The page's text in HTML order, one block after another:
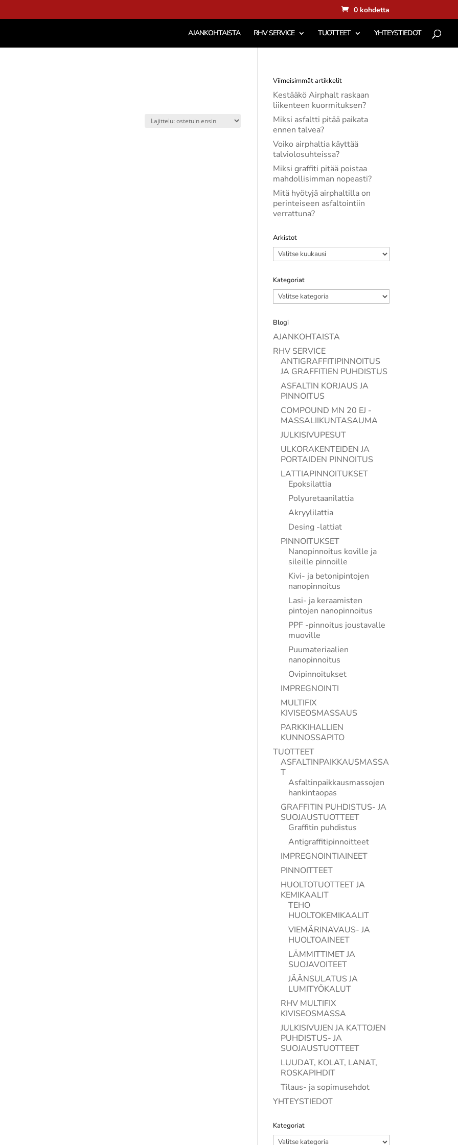
0 kohdetta
AJANKOHTAISTA RHV SERVICE TUOTTEET YHTEYSTIEDOT
Viimeisimmät artikkelit
Kestääkö Airphalt raskaan
liikenteen kuormituksen?
Miksi asfaltti pitää paikata
ennen talvea?
Voiko airphaltia käyttää
talviolosuhteissa?
Miksi graffiti pitää poistaa
mahdollisimman nopeasti?
Mitä hyötyjä airphaltilla on
perinteiseen asfaltointiin
verrattuna?
Arkistot
Arkistot
Kategoriat
Kategoriat
Blogi
AJANKOHTAISTA
RHV SERVICE
ANTIGRAFFITIPINNOITUS
JA GRAFFITIEN PUHDISTUS
ASFALTIN KORJAUS JA
PINNOITUS
COMPOUND MN 20 EJ -
MASSALIIKUNTASAUMA
JULKISIVUPESUT
ULKORAKENTEIDEN JA
PORTAIDEN PINNOITUS
LATTIAPINNOITUKSET
Epoksilattia
Polyuretaanilattia
Akryylilattia
Desing -lattiat
PINNOITUKSET
Nanopinnoitus koville ja
sileille pinnoille
Kivi- ja betonipintojen
nanopinnoitus
Lasi- ja keraamisten
pintojen nanopinnoitus
PPF -pinnoitus joustavalle
muoville
Puumateriaalien
nanopinnoitus
Ovipinnoitukset
IMPREGNOINTI
MULTIFIX
KIVISEOSMASSAUS
PARKKIHALLIEN
KUNNOSSAPITO
TUOTTEET
ASFALTINPAIKKAUSMASSA
T
Asfaltinpaikkausmassojen
hankintaopas
GRAFFITIN PUHDISTUS- JA
SUOJAUSTUOTTEET
Graffitin puhdistus
Antigraffitipinnoitteet
IMPREGNOINTIAINEET
PINNOITTEET
HUOLTOTUOTTEET JA
KEMIKAALIT
TEHO
HUOLTOKEMIKAALIT
VIEMÄRINAVAUS- JA
HUOLTOAINEET
LÄMMITTIMET JA
SUOJAVOITEET
JÄÄNSULATUS JA
LUMITYÖKALUT
RHV MULTIFIX
KIVISEOSMASSA
JULKISIVUJEN JA KATTOJEN
PUHDISTUS- JA
SUOJAUSTUOTTEET
LUUDAT, KOLAT, LANAT,
ROSKAPIHDIT
Tilaus- ja sopimusehdot
YHTEYSTIEDOT
Kategoriat
Kategoriat